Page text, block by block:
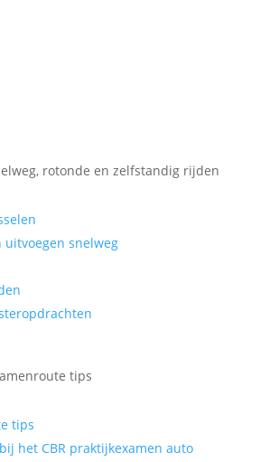
rotonde en zelfstandig rijden
uitvoegen snelweg
tips
tips
het CBR praktijkexamen auto